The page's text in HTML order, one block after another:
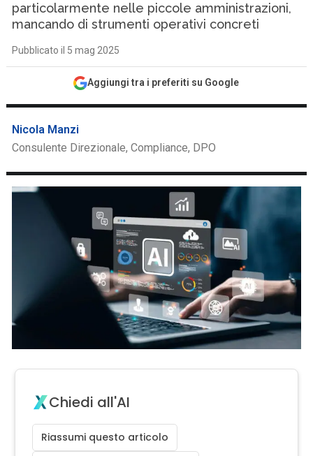
particolarmente nelle piccole amministrazioni,
mancando di strumenti operativi concreti
Pubblicato il 5 mag 2025
Aggiungi tra i preferiti su Google
Nicola Manzi
Consulente Direzionale, Compliance, DPO
Chiedi all'AI
Riassumi questo articolo